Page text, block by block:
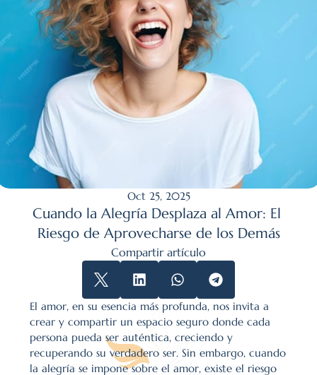
Oct 25, 2025
Cuando la Alegría Desplaza al Amor: El
Riesgo de Aprovecharse de los Demás
Compartir artículo
El amor, en su esencia más profunda, nos invita a
crear y compartir un espacio seguro donde cada
persona pueda ser auténtica, creciendo y
recuperando su verdadero ser. Sin embargo, cuando
la alegría se impone sobre el amor, existe el riesgo